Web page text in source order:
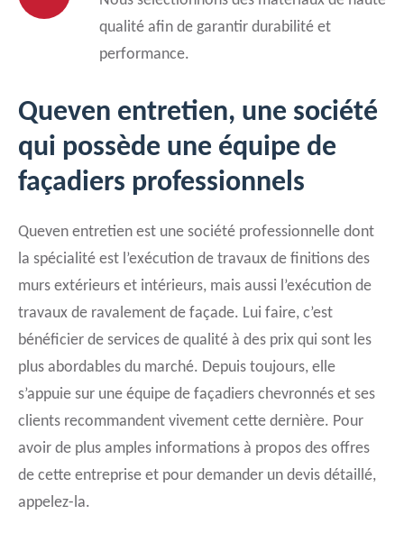
qualité afin de garantir durabilité et
performance.
Queven entretien, une société
qui possède une équipe de
façadiers professionnels
Queven entretien est une société professionnelle dont
la spécialité est l’exécution de travaux de finitions des
murs extérieurs et intérieurs, mais aussi l’exécution de
travaux de ravalement de façade. Lui faire, c’est
bénéficier de services de qualité à des prix qui sont les
plus abordables du marché. Depuis toujours, elle
s’appuie sur une équipe de façadiers chevronnés et ses
clients recommandent vivement cette dernière. Pour
avoir de plus amples informations à propos des offres
de cette entreprise et pour demander un devis détaillé,
appelez-la.